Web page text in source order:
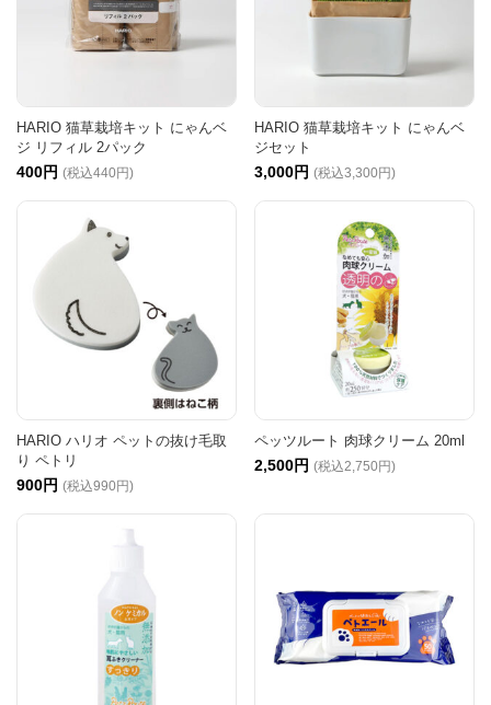
HARIO 猫草栽培キット にゃんベ
ジ リフィル 2パック
400円 (税込440円)
HARIO 猫草栽培キット にゃんベ
ジセット
3,000円 (税込3,300円)
HARIO ハリオ ペットの抜け毛取
り ペトリ
900円 (税込990円)
ペッツルート 肉球クリーム 20ml
2,500円 (税込2,750円)